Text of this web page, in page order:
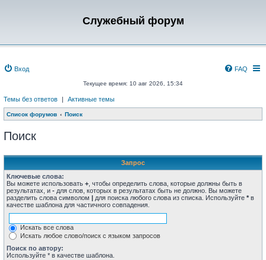
Служебный форум
Вход FAQ
Текущее время: 10 авг 2026, 15:34
Темы без ответов | Активные темы
Список форумов Поиск
Поиск
Запрос
Ключевые слова:
Вы можете использовать + , чтобы определить слова, которые должны быть в
результатах, и - для слов, которых в результатах быть не должно. Вы можете
разделить слова символом | для поиска любого слова из списка. Используйте * в
качестве шаблона для частичного совпадения.
Искать все слова
Искать любое слово/поиск с языком запросов
Поиск по автору:
Используйте * в качестве шаблона.